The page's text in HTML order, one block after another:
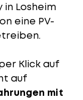
Losheim
eine PV-
Klick auf
auf
mit